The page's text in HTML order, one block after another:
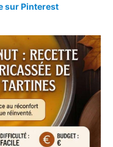
sur Pinterest